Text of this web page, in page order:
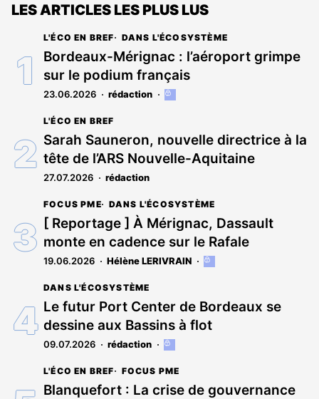
LES ARTICLES LES PLUS LUS
L'ÉCO EN BREF DANS L'ÉCOSYSTÈME
Bordeaux-Mérignac : l’aéroport grimpe
sur le podium français
23.06.2026 rédaction
Cet
réservé
aux
abonnés
L'ÉCO EN BREF
Sarah Sauneron, nouvelle directrice à la
tête de l’ARS Nouvelle-Aquitaine
27.07.2026 rédaction
FOCUS PME DANS L'ÉCOSYSTÈME
[ Reportage ] À Mérignac, Dassault
monte en cadence sur le Rafale
19.06.2026 Hélène LERIVRAIN
Cet
réservé
aux
abonnés
DANS L'ÉCOSYSTÈME
Le futur Port Center de Bordeaux se
dessine aux Bassins à flot
09.07.2026 rédaction
Cet
est
réservé
L'ÉCO EN BREF FOCUS PME
Blanquefort : La crise de gouvernance